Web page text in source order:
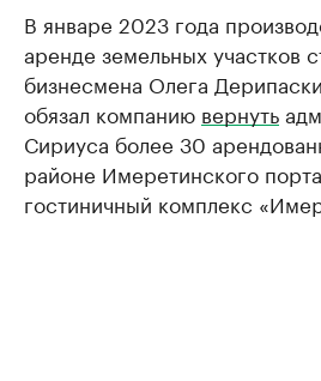
В январе 2023 года
аренде земельных участков
бизнесмена Олега
обязал компанию вернуть
Сириуса более 30
районе Имеретинского
гостиничный комплекс